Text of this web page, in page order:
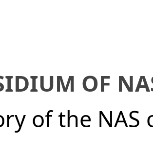
OF
of the NAS